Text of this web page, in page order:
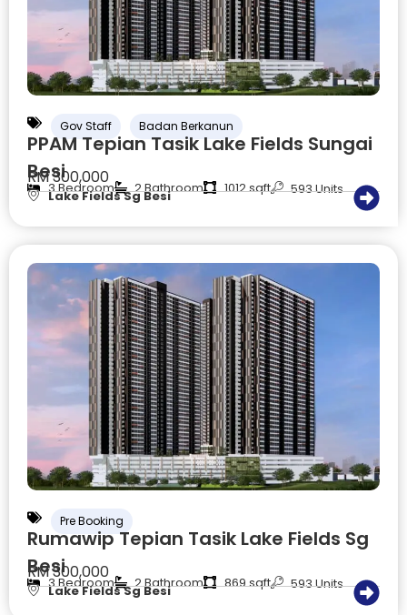
Gov Staff Badan Berkanun
PPAM Tepian Tasik Lake Fields Sungai
Besi
RM 300,000
3 Bedroom 2 Bathroom 1012 sqft 593 Units
Lake Fields Sg Besi
Pre Booking
Rumawip Tepian Tasik Lake Fields Sg
Besi
RM 300,000
3 Bedroom 2 Bathroom 869 sqft 593 Units
Lake Fields Sg Besi